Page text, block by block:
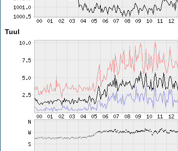
Tuul